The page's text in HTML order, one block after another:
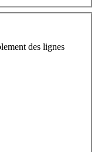
des lignes